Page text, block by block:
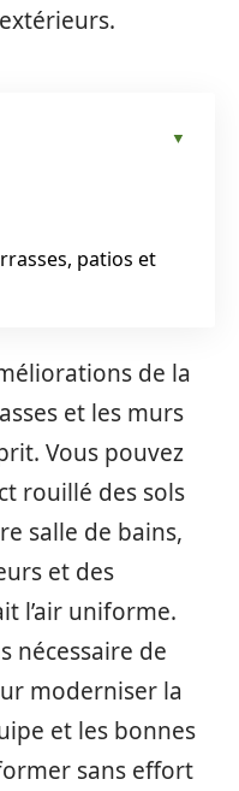
patios et
de la
et les murs
Vous pouvez
rouillé des sols
salle de bains,
et des
l’air uniforme.
nécessaire de
moderniser la
et les bonnes
sans effort